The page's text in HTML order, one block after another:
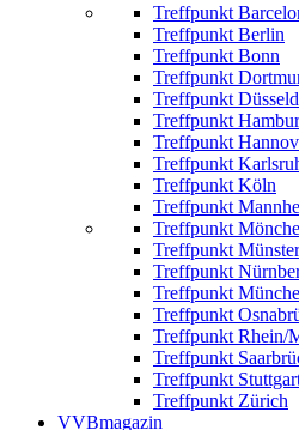
Treffpunkt
Treffpunkt Berlin
Treffpunkt Bonn
Treffpunkt
Treffpunkt
Treffpunkt
Treffpunkt
Treffpunkt
Treffpunkt Köln
Treffpunkt
Treffpunkt
Treffpunkt Münster
Treffpunkt
Treffpunkt
Treffpunkt
Treffpunkt Rhein/
Treffpunkt
Treffpunkt
Treffpunkt Zürich
VVBmagazin